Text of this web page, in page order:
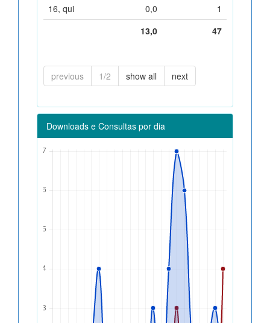
16, qui
0,0
1
13,0
47
previous 1/2 show all next
Downloads e Consultas por dia